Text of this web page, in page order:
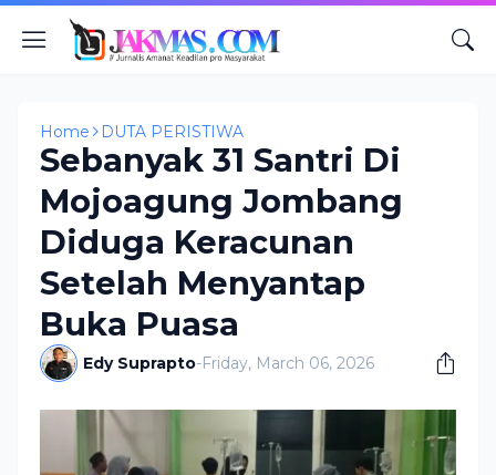
Home DUTA PERISTIWA
Sebanyak 31 Santri Di
Mojoagung Jombang
Diduga Keracunan
Setelah Menyantap
Buka Puasa
Edy Suprapto-Friday, March 06, 2026